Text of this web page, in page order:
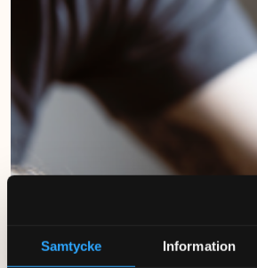
Samtycke Information